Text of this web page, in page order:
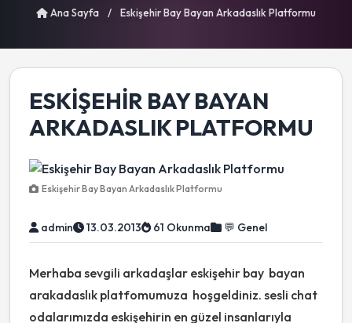
Ana Sayfa / Eskişehir Bay Bayan Arkadaslık Platformu
ESKIŞEHIR BAY BAYAN
ARKADASLIK PLATFORMU
Eskişehir Bay Bayan Arkadaslık Platformu
admin 13.03.2013 61 Okunma 💬 Genel
Merhaba sevgili arkadaşlar eskişehir bay bayan
arakadaslık platfomumuza hoşgeldiniz. sesli chat
odalarımızda eskişehirin en güzel insanlarıyla